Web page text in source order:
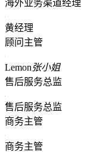
海外业务渠道经理
黄经理
顾问主管
Lemon张小姐
售后服务总监
售后服务总监
商务主管
商务主管